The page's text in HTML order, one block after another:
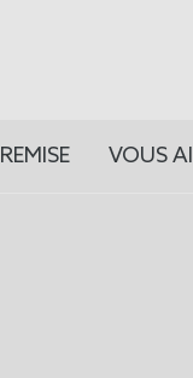
REMISE VOUS